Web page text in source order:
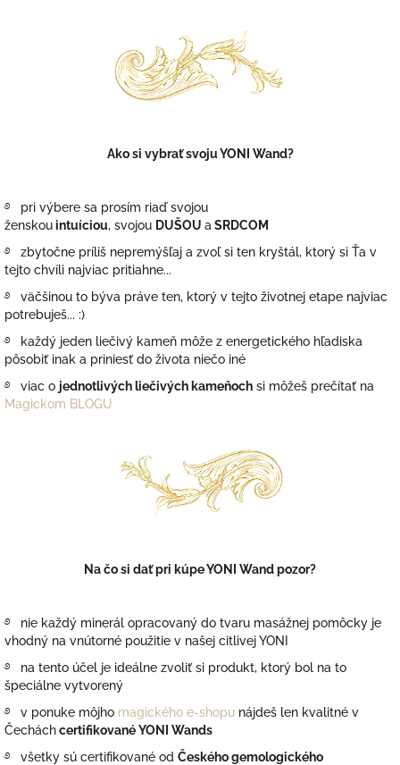
Ako si vybrať svoju YONI Wand?
࿔ pri výbere sa prosím riaď svojou
ženskouintuíciou, svojou DUŠOU a SRDCOM
࿔ zbytočne príliš nepremýšľaj a zvoľ si ten kryštál, ktorý si Ťa v
tejto chvíli najviac pritiahne...
࿔ väčšinou to býva práve ten, ktorý v tejto životnej etape najviac
potrebuješ... :)
࿔ každý jeden liečivý kameň môže z energetického hľadiska
pôsobiť inak a priniesť do života niečo iné
࿔ viac o jednotlivých liečivých kameňoch si môžeš prečítať na
Magickom BLOGU
Na čo si dať pri kúpe YONI Wand pozor?
࿔ nie každý minerál opracovaný do tvaru masážnej pomôcky je
vhodný na vnútorné použitie v našej citlivej YONI
࿔ na tento účel je ideálne zvoliť si produkt, ktorý bol na to
špeciálne vytvorený
࿔ v ponuke môjho magického e-shopu nájdeš len kvalitné v
Čecháchcertifikované YONI Wands
࿔ všetky sú certifikované od Českého gemologického